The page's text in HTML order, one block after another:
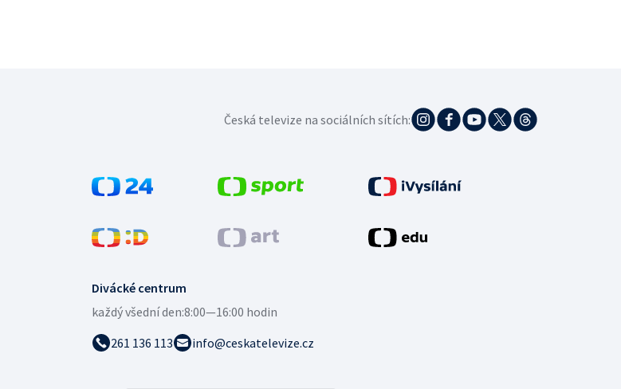
Divácké centrum
každý všední den:8:00—16:00 hodin
261 136 113
info@ceskatelevize.cz
Česká televize na sociálních sítích: